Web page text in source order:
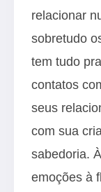
relacionar
sobretudo
tem tudo
contatos
seus
com sua
sabedoria.
emoções à